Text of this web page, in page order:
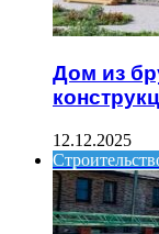
Дом из
12.12.2025